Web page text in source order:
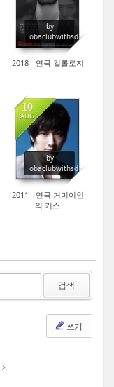
by
obaclubwithsd
2018 - 연극 킬롤로지
10
AUG
by
obaclubwithsd
19
2011 - 연극 거미여인
의 키스
검색
쓰기